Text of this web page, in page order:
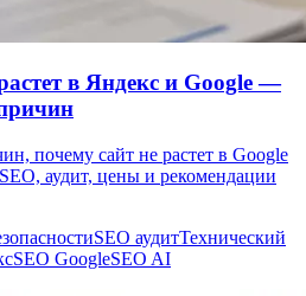
в Яндекс и Google —
почему сайт не растет в Google
аудит, цены и рекомендации
SEO аудитТехнический
SEO GoogleSEO AI